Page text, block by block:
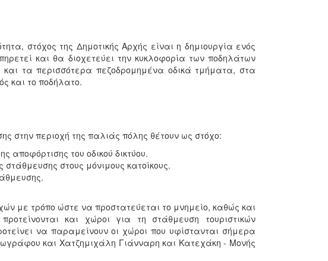
στόχος της Δημοτικής Αρχής είναι η δημιουργία ενός
και θα διοχετεύει την κυκλοφορία των ποδηλάτων
τα περισσότερα πεζοδρομημένα οδικά τμήματα, στα
και το ποδήλατο.
στην περιοχή της παλιάς πόλης θέτουν ως στόχο:
αποφόρτισης του οδικού δικτύου.
στους μόνιμους κατοίκους.
με τρόπο ώστε να προστατεύεται το μνημείο, καθώς και
και χώροι για τη στάθμευση τουριστικών
να παραμείνουν οι χώροι που υφίστανται σήμερα
και Χατζημιχάλη Γιάνναρη και Κατεχάκη - Μονής